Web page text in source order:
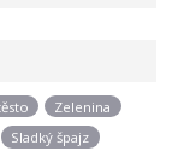
Zelenina
Sladký špajz